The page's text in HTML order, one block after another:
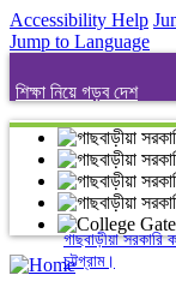
Accessibility Help
Jump to Language
শিক্ষা নিয়ে গড়ব দেশ
গাছবাড়ীয়া সরকারি
চট্টগ্রাম।